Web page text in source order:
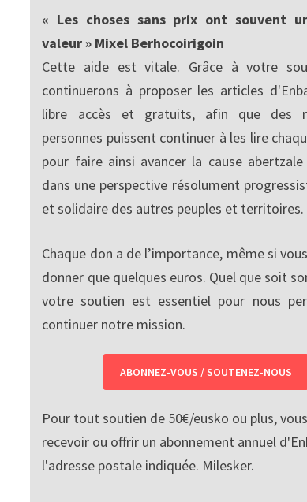
« Les choses sans prix ont souvent
valeur » Mixel Berhocoirigoin
Cette aide est vitale. Grâce à votre
continuerons à proposer les articles
libre accès et gratuits, afin que des
personnes puissent continuer à les lire
pour faire ainsi avancer la cause abertzale
dans une perspective résolument
et solidaire des autres peuples et territoires.
Chaque don a de l’importance, même si
donner que quelques euros. Quel que soit
votre soutien est essentiel pour nous
continuer notre mission.
ABONNEZ-VOUS / SOUTENEZ-NOUS
Pour tout soutien de 50€/eusko ou plus,
recevoir ou offrir un abonnement annuel
l'adresse postale indiquée. Milesker.